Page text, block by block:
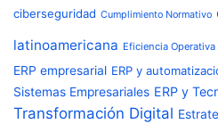
ciberseguridad Cumplimiento Normativo
latinoamericana Eficiencia Operativa
ERP empresarial ERP y
Sistemas Empresariales ERP y
Transformación Digital